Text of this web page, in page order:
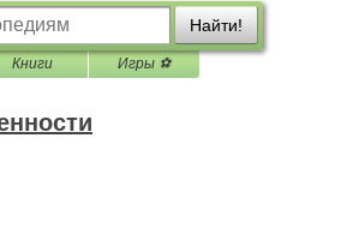
Найти!
Книги Игры ⚽